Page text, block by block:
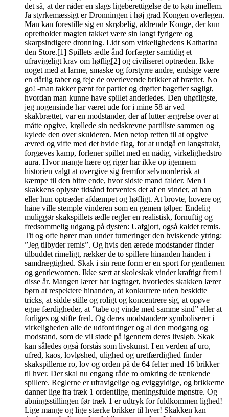
det så, at der råder en slags ligeberettigelse de to køn imellem.
Ja styrkemæssigt er Dronningen i høj grad Kongen overlegen.
Man kan forestille sig en skrøbelig, aldrende Konge, der kun
opretholder magten takket være sin langt fyrigere og
skarpsindigere dronning. Lidt som virkelighedens Katharina
den Store.[1] Spillets ædle ånd forfægter samtidig et
ufravigeligt krav om høflig[2] og civiliseret optræden. Ikke
noget med at larme, smaske og forstyrre andre, endsige være
en dårlig taber og feje de overlevende brikker af brættet. No
go! -man takker pænt for partiet og drøfter bagefter sagligt,
hvordan man kunne have spillet anderledes. Den uhøfligste,
jeg nogensinde har været ude for i mine 58 år ved
skakbrættet, var en modstander, der af lutter ærgrelse over at
måtte opgive, krøllede sin nedskrevne partiliste sammen og
kylede den over skulderen. Men netop retten til at opgive
ævred og vifte med det hvide flag, for at undgå en langstrakt,
forgæves kamp, forlener spillet med en nådig, virkelighedstro
aura. Hvor mange hære og riger har ikke op igennem
historien valgt at overgive sig fremfor selvmorderisk at
kæmpe til den bitre ende, hvor sidste mand falder. Men i
skakkens oplyste tidsånd forventes det af en vinder, at han
eller hun optræder afdæmpet og høfligt. At brovte, hovere og
håne ville stemple vinderen som en gemen tølper. Endelig
muliggør skakspillets ædle regler en realistisk, fornuftig og
fredsommelig udgang på dysten: Uafgjort, også kaldet remis.
Tit og ofte hører man under turneringer den hviskende ytring:
”Jeg tilbyder remis”. Og hvis den ærede modstander finder
tilbuddet rimeligt, rækker de to spillere hinanden hånden i
samdrægtighed. Skak i sin rene form er en sport for gentlemen
og gentlewomen. Ikke sært at skoleskak vinder kraftigt frem i
disse år. Mangen lærer har iagttaget, hvorledes skakken lærer
børn at respektere hinanden, at konkurrere uden beskidte
tricks, at sidde stille og roligt og koncentrere sig, at opøve
egne færdigheder, at ”tabe og vinde med samme sind” eller at
forliges og stifte fred. Og deres modstandere symboliserer i
virkeligheden alle de udfordringer og al den modgang og
modstand, som de vil støde på igennem deres livsløb. Skak
kan således også forstås som livskunst. I en verden af uro,
ufred, kaos, lovløshed, ulighed og uretfærdighed finder
skakspillerne ro, lov og orden på de 64 felter med 16 brikker
til hver. Der skal nu engang råde ro omkring de tænkende
spillere. Reglerne er ufravigelige og eviggyldige, og brikkerne
danner lige fra træk 1 ordentlige, meningsfulde mønstre. Og
åbningsstillingen før træk 1 er udtryk for fuldkommen lighed!
Lige mange og lige stærke brikker til hver! Skakken kan